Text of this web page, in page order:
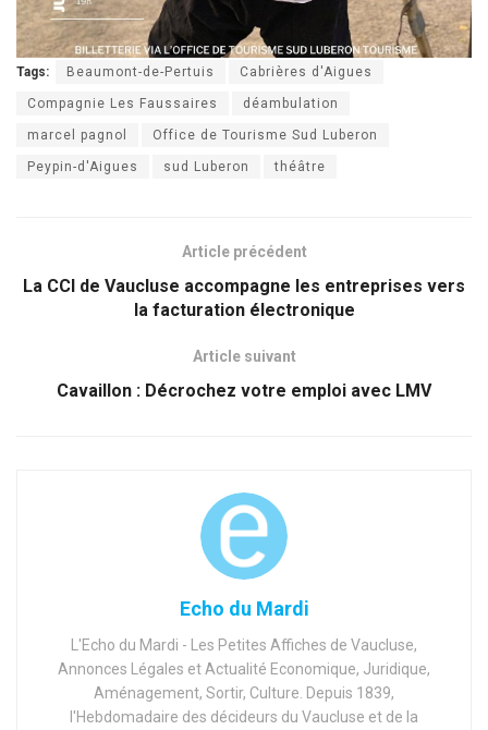
Tags: Beaumont-de-Pertuis Cabrières d'Aigues
Compagnie Les Faussaires déambulation
marcel pagnol Office de Tourisme Sud Luberon
Peypin-d'Aigues sud Luberon théâtre
Article précédent
La CCI de Vaucluse accompagne les entreprises vers
la facturation électronique
Article suivant
Cavaillon : Décrochez votre emploi avec LMV
Echo du Mardi
L'Echo du Mardi - Les Petites Affiches de Vaucluse,
Annonces Légales et Actualité Economique, Juridique,
Aménagement, Sortir, Culture. Depuis 1839,
l'Hebdomadaire des décideurs du Vaucluse et de la